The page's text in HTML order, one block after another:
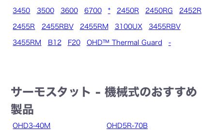
3450 3500 3600 6700 * 2450R 2450RG 2452R
2455R 2455RBV 2455RM 3100UX 3455RBV
3455RM B12 F20 OHD™ Thermal Guard -
サーモスタット - 機械式のおすすめ
製品
OHD3-40M OHD5R-70B